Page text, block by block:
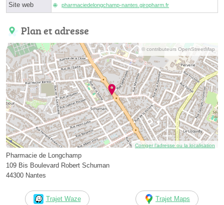
Site web pharmaciedelongchamp-nantes.giropharm.fr
Plan et adresse
© contributeurs OpenStreetMap
Corriger l’adresse ou la localisation
Pharmacie de Longchamp
109 Bis Boulevard Robert Schuman
44300 Nantes
Trajet Waze Trajet Maps